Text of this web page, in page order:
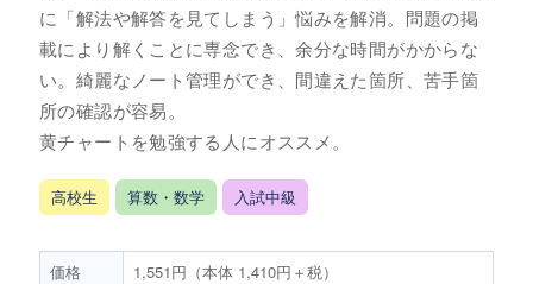
に「解法や解答を見てしまう」悩みを解消。問題の掲
載により解くことに専念でき、余分な時間がかからな
い。綺麗なノート管理ができ、間違えた箇所、苦手箇
所の確認が容易。
黄チャートを勉強する人にオススメ。
高校生 算数・数学 入試中級
価格
1,551円（本体 1,410円＋税）